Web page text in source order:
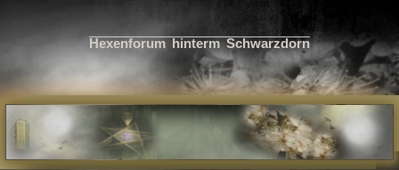
Hexenforum hinterm Schwarzdorn